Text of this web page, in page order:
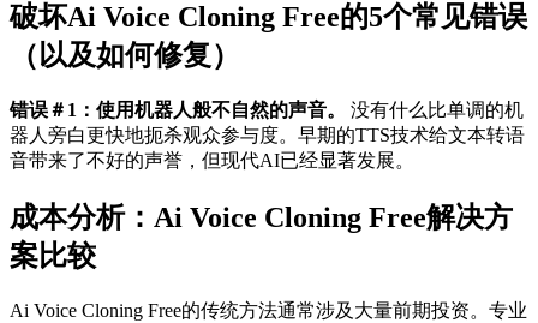
破坏Ai Voice Cloning Free的5个常见错误
（以及如何修复）
错误＃1：使用机器人般不自然的声音。
没有什么比单调的机
器人旁白更快地扼杀观众参与度。早期的TTS技术给文本转语
音带来了不好的声誉，但现代AI已经显著发展。
成本分析：Ai Voice Cloning Free解决方
案比较
Ai Voice Cloning Free的传统方法通常涉及大量前期投资。专业